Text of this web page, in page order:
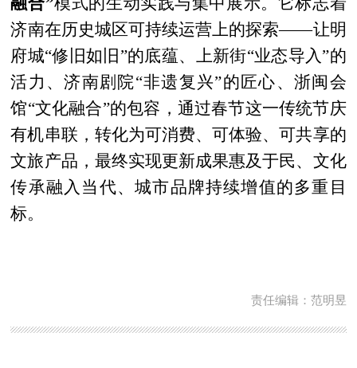
济南在历史城区可持续运营上的探索——让明
府城“修旧如旧”的底蕴、上新街“业态导入”的
活力、济南剧院“非遗复兴”的匠心、浙闽会
馆“文化融合”的包容，通过春节这一传统节庆
有机串联，转化为可消费、可体验、可共享的
文旅产品，最终实现更新成果惠及于民、文化
传承融入当代、城市品牌持续增值的多重目
标。
责任编辑：范明昱